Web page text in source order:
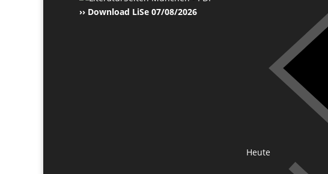
›› Download LiSe 07/08/2026
Heute